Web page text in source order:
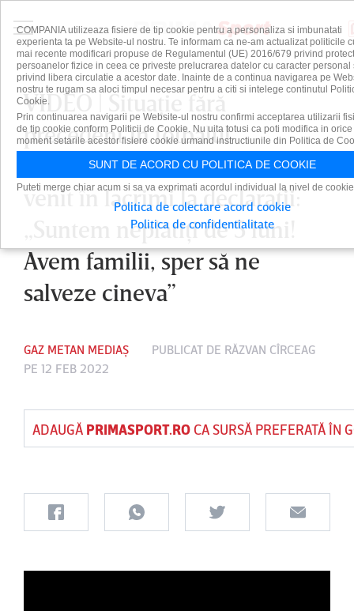
VIDEO | Situaţie fără
precedent în fotbalul
românesc! Gabriel de Moura a
venit în lacrimi la declaraţii:
„Suntem neplătiţi de 5 luni!
Avem familii, sper să ne
salveze cineva”
GAZ METAN MEDIAȘ PUBLICAT DE RĂZVAN CÎRCEAG
PE 12 FEB 2022
ADAUGĂ PRIMASPORT.ROCA SURSĂ PREFERATĂ ÎN
COMPANIA utilizeaza fisiere de tip cookie pentru a personaliza si imbunatati
experienta ta pe Website-ul nostru. Te informam ca ne-am actualizat politicile
mai recente modificari propuse de Regulamentul (UE) 2016/679 privind
persoanelor fizice in ceea ce priveste prelucrarea datelor cu caracter personal
privind libera circulatie a acestor date. Inainte de a continua navigarea pe
nostru te rugam sa aloci timpul necesar pentru a citi si intelege continutul
Cookie.
Prin continuarea navigarii pe Website-ul nostru confirmi acceptarea utilizarii
de tip cookie conform Politicii de Cookie. Nu uita totusi ca poti modifica in orice
moment setarile acestor fisiere cookie urmand instructiunile din Politica de
SUNT DE ACORD CU POLITICA DE COOKIE
Puteti merge chiar acum si sa va exprimati acordul individual la nivel de
Politica de colectare acord cookie
Politica de confidentialitate